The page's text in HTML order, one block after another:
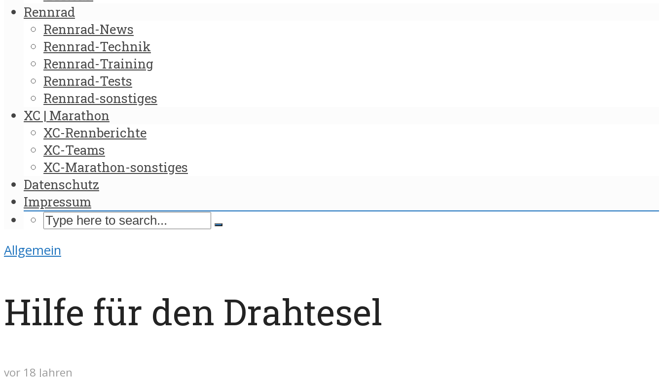
Rennrad
Rennrad-News
Rennrad-Technik
Rennrad-Training
Rennrad-Tests
Rennrad-sonstiges
XC | Marathon
XC-Rennberichte
XC-Teams
XC-Marathon-sonstiges
Datenschutz
Impressum
Allgemein
Hilfe für den Drahtesel
vor 18 Jahren